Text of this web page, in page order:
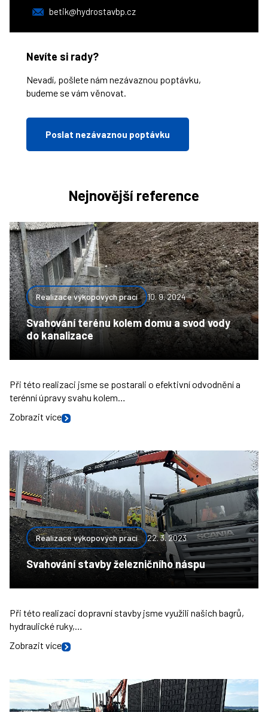
betik@hydrostavbp.cz
Nevíte si rady?
Nevadí, pošlete nám nezávaznou poptávku,
budeme se vám věnovat.
Poslat nezávaznou poptávku
Nejnovější reference
Realizace výkopových prací 10. 9. 2024
Svahování terénu kolem domu a svod vody
do kanalizace
Při této realizaci jsme se postarali o efektivní odvodnění a
terénní úpravy svahu kolem…
Zobrazit více
Realizace výkopových prací 22. 3. 2023
Svahování stavby železničního náspu
Při této realizaci dopravní stavby jsme využili našich bagrů,
hydraulické ruky,…
Zobrazit více